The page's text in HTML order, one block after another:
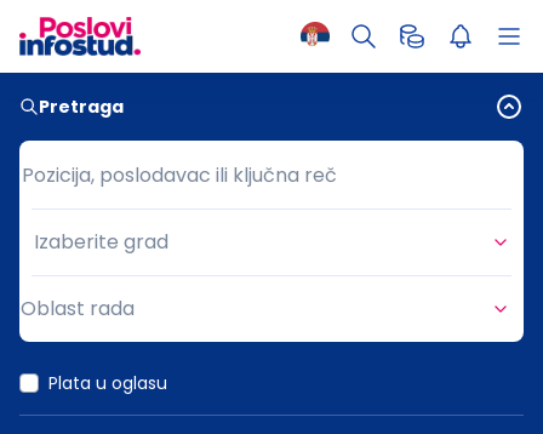
Pretraga
Pozicija, poslodavac ili ključna reč
Pozicija, poslodavac ili ključna reč
Grad
Izaberite grad
Oblast rada
Plata u oglasu